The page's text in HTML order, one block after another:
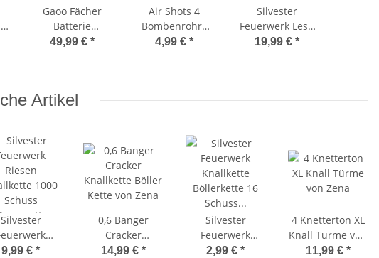
Gaoo Fächer
Batterie
Amsterdam
49,99 € *
Air Shots 4
Bombenrohre
auch Sky Shots
4,99 € *
Silvester
Feuerwerk Lesli
Böse Oma 50
19,99 € *
Artikel
Silvester
Riesen
9,99 € *
0,6 Banger
Cracker
Knallkette Böller
14,99 € *
Silvester
Feuerwerk
Knallkette
2,99 € *
4 Knetterton XL
Knall Türme von
Zena
11,99 € *